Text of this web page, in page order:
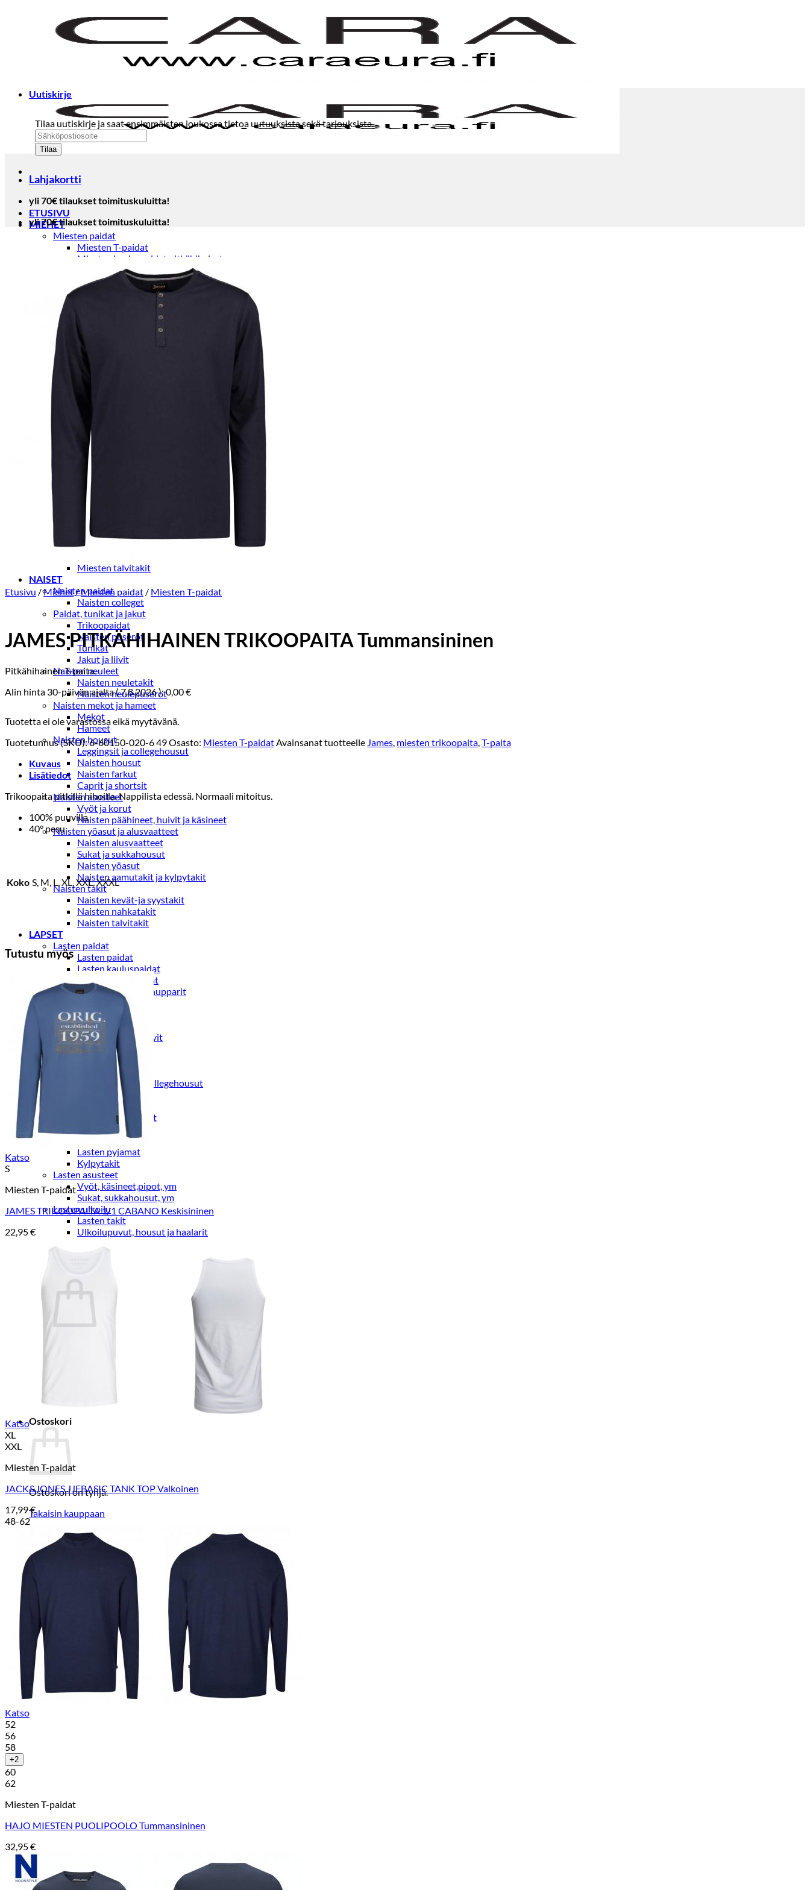
ETUSIVU
MIEHET
Miesten paidat
Miesten T-paidat
Miesten kauluspaidat pitkähihaiset
Miesten kauluspaidat lyhythihaiset
Miesten colleget ja hupparit
Miesten neuleet
Miesten neulepuserot
Puvut ja blazerit
Puvut
Puvuntakit ja blazerit
Miesten housut
Miesten housut
Miesten shortsit
Miesten asusteet
Vyöt ja olkaimet
Solmiot, rusetit ja taskuliinat
Miesten päähineet, huivit ja käsineet
Miesten yöasut ja alusvaatteet
Miesten alusvaatteet
Miesten sukat
Miesten yöasut
Miesten aamutakit ja kylpytakit
Miesten takit
Miesten nahkatakit
Miesten kevät-ja syystakit
Miesten talvitakit
NAISET
Naisten paidat
Naisten colleget
Paidat, tunikat ja jakut
Trikoopaidat
Naisten puserot
Tunikat
Jakut ja liivit
Naisten neuleet
Naisten neuletakit
Naisten neulepuserot
Naisten mekot ja hameet
Mekot
Hameet
Naisten housut
Leggingsit ja collegehousut
Naisten housut
Naisten farkut
Caprit ja shortsit
Naisten asusteet
Vyöt ja korut
Naisten päähineet, huivit ja käsineet
Naisten yöasut ja alusvaatteet
Naisten alusvaatteet
Sukat ja sukkahousut
Naisten yöasut
Naisten aamutakit ja kylpytakit
Naisten takit
Naisten kevät-ja syystakit
Naisten nahkatakit
Naisten talvitakit
LAPSET
Lasten paidat
Lasten paidat
Lasten kauluspaidat
Lasten trikoopaidat
Lasten colleget ja hupparit
Lasten neuleet
Lasten mekot ja hameet
Mekot ja hameet
Lasten puvut,bleiserit,liivit
Liivit
Lasten housut
Lasten trikoo-ja collegehousut
Lasten farkut
Lasten shortsit
Lasten juhlahousut
Yöasut ja kylpytakit
Lasten yöpaidat
Lasten pyjamat
Kylpytakit
Lasten asusteet
Vyöt, käsineet,pipot, ym
Sukat, sukkahousut, ym
Lasten ulkoilu
Lasten takit
Ulkoilupuvut, housut ja haalarit
Kirjaudu
Ostoskori
Ostoskori on tyhjä.
Takaisin kauppaan
Uutiskirje
Tilaa uutiskirje ja saat ensimmäisten joukossa tietoa uutuuksista sekä tarjouksista.
Lahjakortti
yli 70€ tilaukset toimituskuluitta!
yli 70€ tilaukset toimituskuluitta!
Etusivu /Miehet/Miesten paidat / Miesten T-paidat
JAMES PITKÄHIHAINEN TRIKOOPAITA Tummansininen
Pitkähihainen T-paita.
Alin hinta 30-päivän ajalta (7.8.2026):0,00€
Tuotetta ei ole varastossa eikä myytävänä.
Tuotetunnus (SKU):6-60150-020-6 49Osasto: Miesten T-paidatAvainsanat tuotteelle James, miesten trikoopaita,T-paita
Kuvaus
Lisätiedot
Trikoopaita pitkillä hihoilla. Nappilista edessä. Normaali mitoitus.
100% puuvilla
40° pesu
Koko S, M, L, XL, XXL, XXXL
Tutustu myös
Katso
S
Miesten T-paidat
JAMES TRIKOOPAITA 1/1 CABANO Keskisininen
22,95€
Katso
XL
XXL
Miesten T-paidat
JACK&JONES JJEBASIC TANK TOP Valkoinen
17,99€
48-62
Katso
52
56
58
+2
60
62
Miesten T-paidat
HAJO MIESTEN PUOLIPOOLO Tummansininen
32,95€